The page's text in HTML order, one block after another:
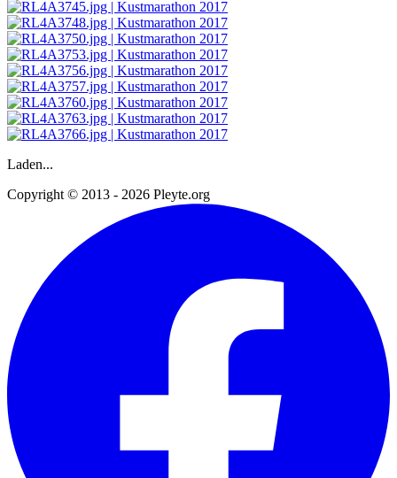
Laden...
Copyright © 2013 - 2026 Pleyte.org